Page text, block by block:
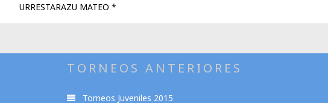
URRESTARAZU MATEO *
TORNEOS ANTERIORES
Torneos Juveniles 2015